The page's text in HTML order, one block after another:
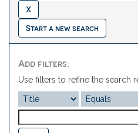
Start a new search
Add filters:
Use filters to refine the search